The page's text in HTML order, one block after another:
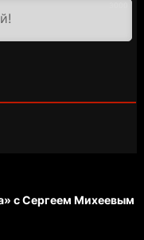
с Сергеем Михеевым